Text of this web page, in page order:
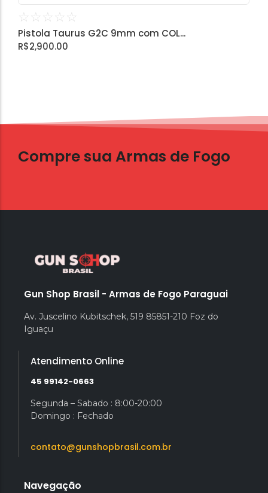
☆ ☆ ☆ ☆ ☆
Pistola Taurus G2C 9mm com COL...
R$2,900.00
Compre sua Armas de Fogo
Gun Shop Brasil - Armas de Fogo Paraguai
Av. Juscelino Kubitschek, 519 85851-210 Foz do
Iguaçu
Atendimento Online
45 99142-0663
Segunda – Sabado : 8:00-20:00
Domingo : Fechado
contato@gunshopbrasil.com.br
Navegação